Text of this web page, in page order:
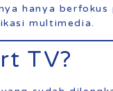
hanya
multimedia.
TV?